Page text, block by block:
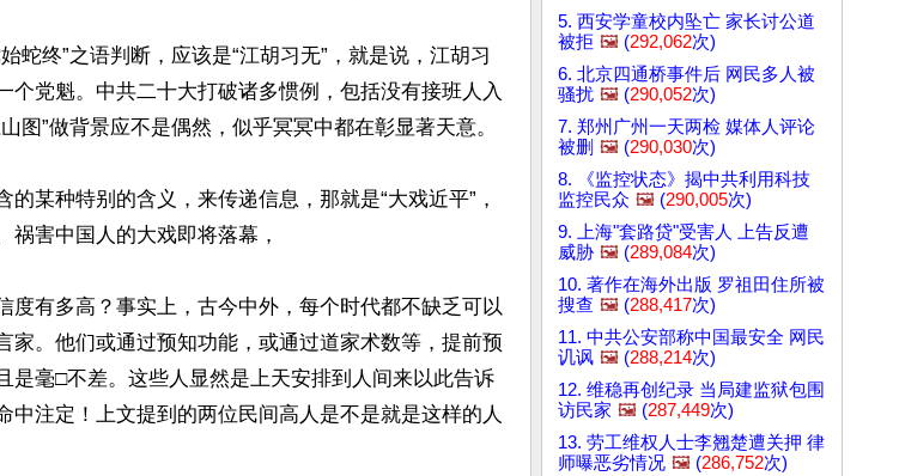
蛇终”之语判断，应该是“江胡习无”，就是说，江胡习
个党魁。中共二十大打破诸多惯例，包括没有接班人入
图”做背景应不是偶然，似乎冥冥中都在彰显著天意。
某种特别的含义，来传递信息，那就是“大戏近平”，
祸害中国人的大戏即将落幕，
度有多高？事实上，古今中外，每个时代都不缺乏可以
家。他们或通过预知功能，或通过道家术数等，提前预
是毫□不差。这些人显然是上天安排到人间来以此告诉
中注定！上文提到的两位民间高人是不是就是这样的人
5. 西安学童校内坠亡 家长讨公道
被拒 🖼️ (292,062次)
6. 北京四通桥事件后 网民多人被
骚扰 🖼️ (290,052次)
7. 郑州广州一天两检 媒体人评论
被删 🖼️ (290,030次)
8. 《监控状态》揭中共利用科技
监控民众 🖼️ (290,005次)
9. 上海"套路贷"受害人 上告反遭
威胁 🖼️ (289,084次)
10. 著作在海外出版 罗祖田住所被
搜查 🖼️ (288,417次)
11. 中共公安部称中国最安全 网民
讥讽 🖼️ (288,214次)
12. 维稳再创纪录 当局建监狱包围
访民家 🖼️ (287,449次)
13. 劳工维权人士李翘楚遭关押 律
师曝恶劣情况 🖼️ (286,752次)